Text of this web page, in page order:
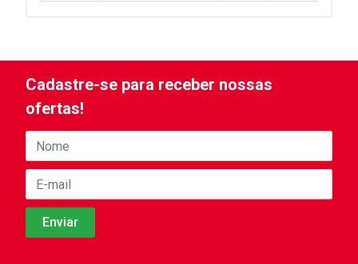
Cadastre-se para receber nossas
ofertas!